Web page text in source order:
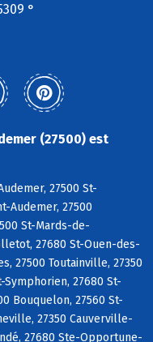
°
(27500) est
27500 St-
Audemer, 27500
St-Mards-de-
27680 St-Ouen-des-
27500 Toutainville, 27350
27680 St-
Bouquelon, 27560 St-
27350 Cauverville-
27680 Ste-Opportune-